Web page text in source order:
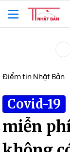
Điểm tin Nhật Bản
Covid-19
miễn